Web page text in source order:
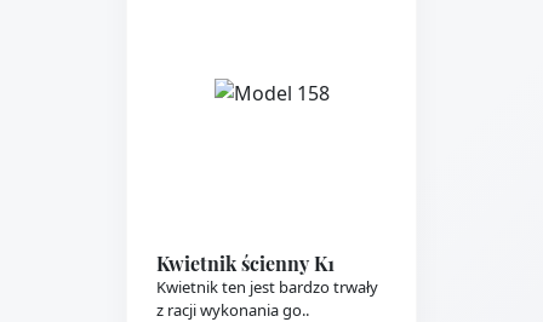
Kwietnik ścienny K1
Kwietnik ten jest bardzo trwały
z racji wykonania go..